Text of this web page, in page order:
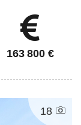
163 800 €
18